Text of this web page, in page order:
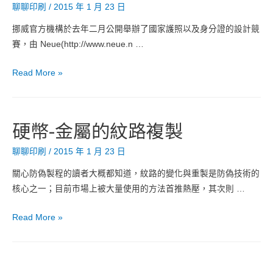
聊聊印刷 / 2015 年 1 月 23 日
挪威官方機構於去年二月公開舉辦了國家護照以及身分證的設計競
賽，由 Neue(http://www.neue.n …
挪
新
設
－
極
Read More »
硬幣-金屬的紋路複製
聊聊印刷 / 2015 年 1 月 23 日
關心防偽製程的讀者大概都知道，紋路的變化與重製是防偽技術的
核心之一；目前市場上被大量使用的方法首推熱壓，其次則 …
硬
Read More »